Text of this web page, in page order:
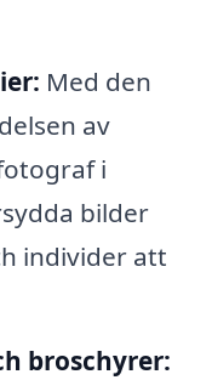
Med den
av
i
bilder
individer att
broschyrer: